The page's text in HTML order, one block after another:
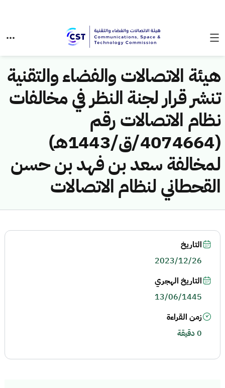
هيئة الاتصالات والفضاء والتقنية
تنشر قرار لجنة النظر في مخالفات
نظام الاتصالات رقم
(4074664/ق/1443هـ)
لمخالفة سعد بن فهد بن حسن
القحطاني لنظام الاتصالات
التاريخ
2023/12/26
التاريخ الهجري
13/06/1445
زمن القراءة
0 دقيقة